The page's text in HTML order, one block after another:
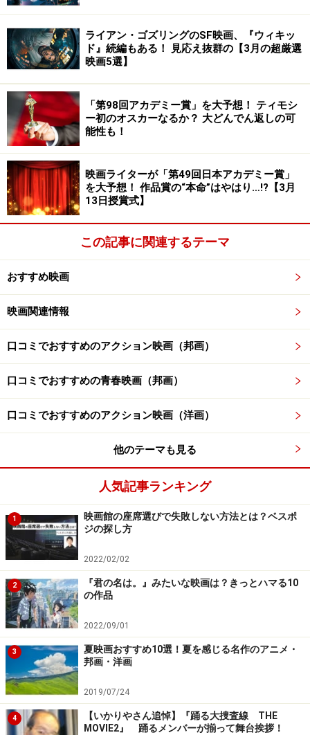
ライアン・ゴズリングのSF映画、『ウィキッ
ド』続編もある！ 見応え抜群の【3月の超厳選
映画5選】
「第98回アカデミー賞」を大予想！ ティモシ
ー初のオスカーなるか？ 大どんでん返しの可
能性も！
映画ライターが「第49回日本アカデミー賞」
を大予想！ 作品賞の“本命”はやはり…!?【3月
13日授賞式】
この記事に関連するテーマ
おすすめ映画
映画関連情報
口コミでおすすめのアクション映画（邦画）
口コミでおすすめの青春映画（邦画）
口コミでおすすめのアクション映画（洋画）
他のテーマも見る
人気記事ランキング
1
映画館の座席選びで失敗しない方法とは？ベスポ
ジの探し方
2022/02/02
2
『君の名は。』みたいな映画は？きっとハマる10
の作品
2022/09/01
3
夏映画おすすめ10選！夏を感じる名作のアニメ・
邦画・洋画
2019/07/24
4
【いかりやさん追悼】『踊る大捜査線 THE
MOVIE2』 踊るメンバーが揃って舞台挨拶！